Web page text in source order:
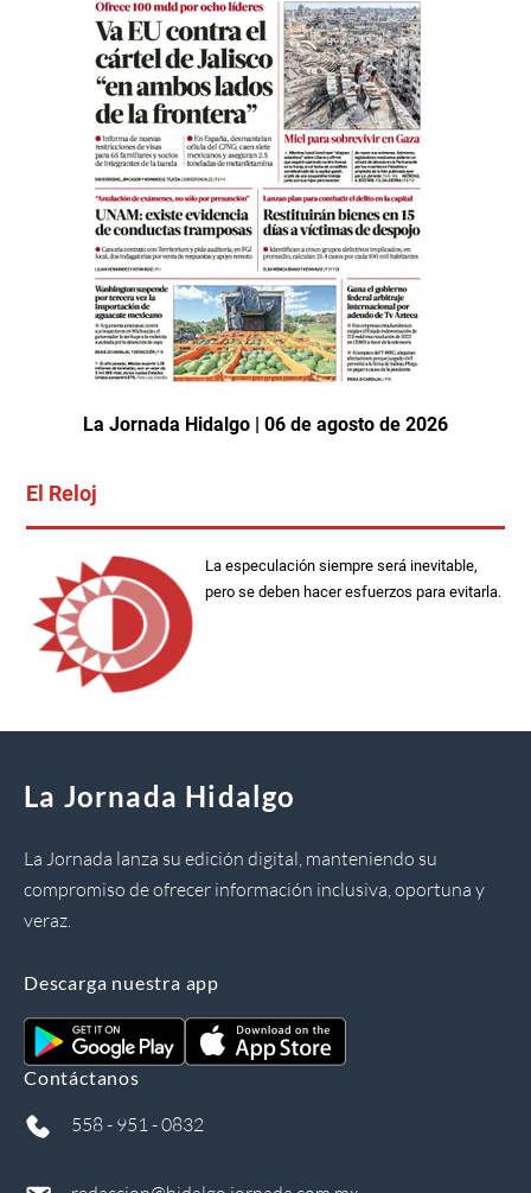
La Jornada Hidalgo | 06 de agosto de 2026
El Reloj
La especulación siempre será inevitable,
pero se deben hacer esfuerzos para evitarla.
La Jornada Hidalgo
La Jornada lanza su edición digital, manteniendo su
compromiso de ofrecer información inclusiva, oportuna y
veraz.
Descarga nuestra app
Contáctanos
558 - 951 - 0832